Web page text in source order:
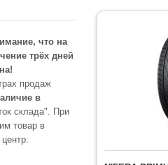
что на
трёх дней
продаж
в
склада". При
товар в